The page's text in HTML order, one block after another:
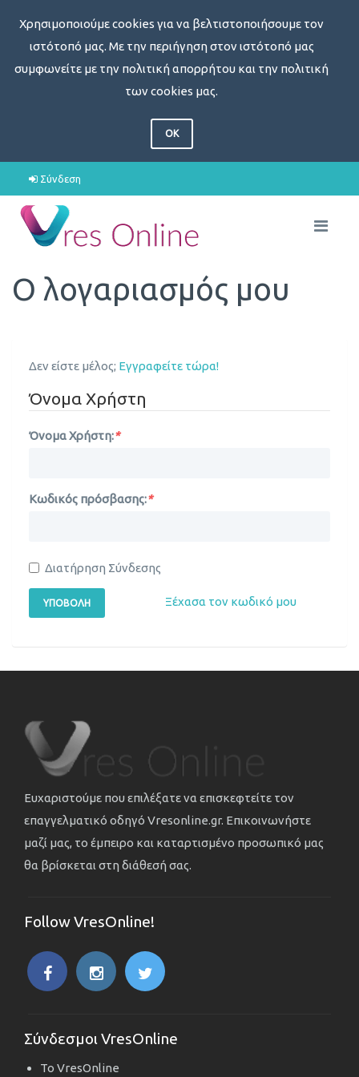
Χρησιμοποιούμε cookies για να βελτιστοποιήσουμε τον
ιστότοπό μας. Με την περιήγηση στον ιστότοπό μας
συμφωνείτε με την πολιτική απορρήτου και την πολιτική
των cookies μας.
OK
Σύνδεση
Ο λογαριασμός μου
Δεν είστε μέλος; Εγγραφείτε τώρα!
Όνομα Χρήστη
Όνομα Χρήστη:*
Κωδικός πρόσβασης:*
Διατήρηση Σύνδεσης
ΥΠΟΒΟΛΉ Ξέχασα τον κωδικό μου
Ευχαριστούμε που επιλέξατε να επισκεφτείτε τον
επαγγελματικό οδηγό Vresonline.gr. Επικοινωνήστε
μαζί μας, το έμπειρο και καταρτισμένο προσωπικό μας
θα βρίσκεται στη διάθεσή σας.
Follow VresOnline!
Σύνδεσμοι VresOnline
Το VresOnline